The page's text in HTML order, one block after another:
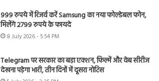
999 रुपये में रिजर्व करें Samsung का नया फोल्डेबल फोन,
मिलेंगे 2799 रुपये के फायदे
8 July 2026 - 5:54 PM
Telegram पर सरकार का बड़ा एक्शन, फिल्में और वेब सीरीज
देखना पड़ेगा भारी, तीन दिनों में दूसरा नोटिस